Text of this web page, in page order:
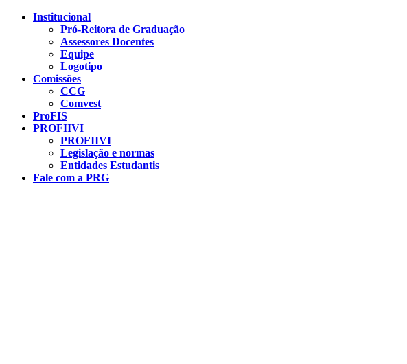
Conteúdo principal
Institucional
Pró-Reitora de Graduação
Assessores Docentes
Equipe
Logotipo
Comissões
CCG
Comvest
ProFIS
PROFIIVI
PROFIIVI
Legislação e normas
Entidades Estudantis
Fale com a PRG